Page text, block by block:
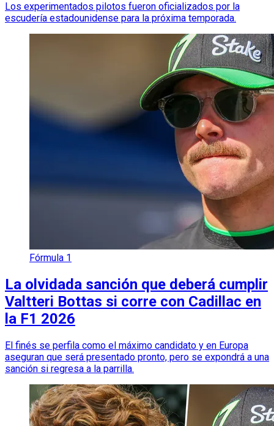
Los experimentados pilotos fueron oficializados por la
escudería estadounidense para la próxima temporada.
Fórmula 1
La olvidada sanción que deberá cumplir
Valtteri Bottas si corre con Cadillac en
la F1 2026
El finés se perfila como el máximo candidato y en Europa
aseguran que será presentado pronto, pero se expondrá a una
sanción si regresa a la parrilla.